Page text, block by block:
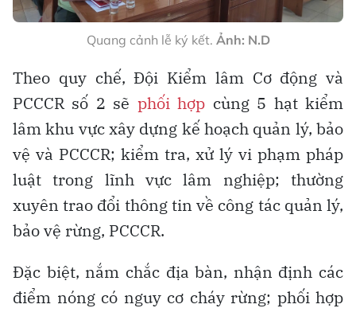
Quang cảnh lễ ký kết. Ảnh: N.D
Theo quy chế, Đội Kiểm lâm Cơ động và
PCCCR số 2 sẽ phối hợp cùng 5 hạt kiểm
lâm khu vực xây dựng kế hoạch quản lý, bảo
vệ và PCCCR; kiểm tra, xử lý vi phạm pháp
luật trong lĩnh vực lâm nghiệp; thường
xuyên trao đổi thông tin về công tác quản lý,
bảo vệ rừng, PCCCR.
Đặc biệt, nắm chắc địa bàn, nhận định các
điểm nóng có nguy cơ cháy rừng; phối hợp